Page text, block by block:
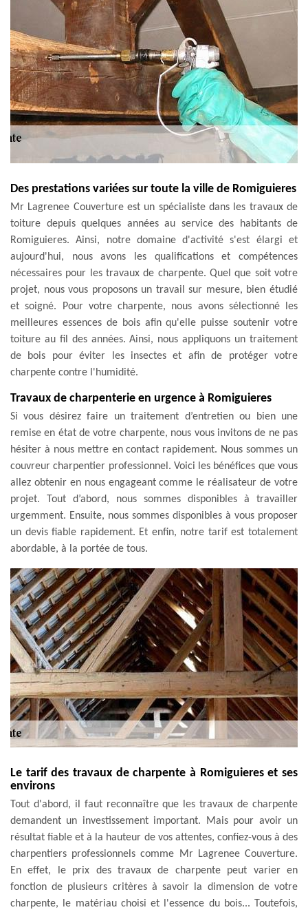
Des prestations variées sur toute la ville de Romiguieres
Mr Lagrenee Couverture est un spécialiste dans les travaux de
toiture depuis quelques années au service des habitants de
Romiguieres. Ainsi, notre domaine d'activité s'est élargi et
aujourd'hui, nous avons les qualifications et compétences
nécessaires pour les travaux de charpente. Quel que soit votre
projet, nous vous proposons un travail sur mesure, bien étudié
et soigné. Pour votre charpente, nous avons sélectionné les
meilleures essences de bois afin qu'elle puisse soutenir votre
toiture au fil des années. Ainsi, nous appliquons un traitement
de bois pour éviter les insectes et afin de protéger votre
charpente contre l'humidité.
Travaux de charpenterie en urgence à Romiguieres
Si vous désirez faire un traitement d’entretien ou bien une
remise en état de votre charpente, nous vous invitons de ne pas
hésiter à nous mettre en contact rapidement. Nous sommes un
couvreur charpentier professionnel. Voici les bénéfices que vous
allez obtenir en nous engageant comme le réalisateur de votre
projet. Tout d’abord, nous sommes disponibles à travailler
urgemment. Ensuite, nous sommes disponibles à vous proposer
un devis fiable rapidement. Et enfin, notre tarif est totalement
abordable, à la portée de tous.
Le tarif des travaux de charpente à Romiguieres et ses
environs
Tout d'abord, il faut reconnaître que les travaux de charpente
demandent un investissement important. Mais pour avoir un
résultat fiable et à la hauteur de vos attentes, confiez-vous à des
charpentiers professionnels comme Mr Lagrenee Couverture.
En effet, le prix des travaux de charpente peut varier en
fonction de plusieurs critères à savoir la dimension de votre
charpente, le matériau choisi et l'essence du bois... Toutefois,